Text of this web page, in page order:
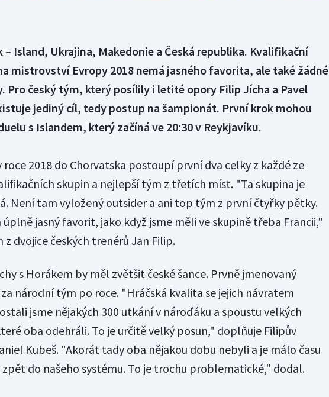
– Island, Ukrajina, Makedonie a Česká republika. Kvalifikační
mistrovství Evropy 2018 nemá jasného favorita, ale také žádné
Pro český tým, který posílily i letité opory Filip Jícha a Pavel
jediný cíl, tedy postup na šampionát. První krok mohou
s Islandem, který začíná ve 20:30 v Reykjavíku.
roce 2018 do Chorvatska postoupí první dva celky z každé ze
skupin a nejlepší tým z třetích míst. "Ta skupina je
Není tam vyložený outsider a ani top tým z první čtyřky pětky.
jasný favorit, jako když jsme měli ve skupině třeba Francii,"
z dvojice českých trenérů Jan Filip.
s Horákem by měl zvětšit české šance. Prvně jmenovaný
národní tým po roce. "Hráčská kvalita se jejich návratem
jsme nějakých 300 utkání v nároďáku a spoustu velkých
oba odehráli. To je určitě velký posun," doplňuje Filipův
Kubeš. "Akorát tady oba nějakou dobu nebyli a je málo času
zpět do našeho systému. To je trochu problematické," dodal.